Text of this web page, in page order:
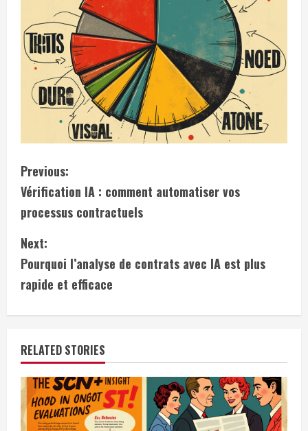
C
o
n
t
i
n
u
e
R
Previous:
Vérification IA : comment automatiser vos
processus contractuels
Next:
Pourquoi l’analyse de contrats avec IA est plus
rapide et efficace
RELATED STORIES